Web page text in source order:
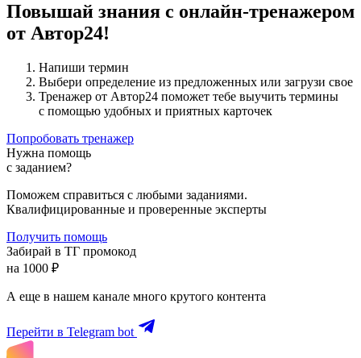
Повышай знания с онлайн-тренажером
от Автор24!
Напиши термин
Выбери определение из предложенных или загрузи свое
Тренажер от Автор24 поможет тебе выучить термины
с помощью удобных и приятных карточек
Попробовать тренажер
Нужна помощь
с заданием?
Поможем справиться с любыми заданиями.
Квалифицированные и проверенные эксперты
Получить помощь
Забирай в ТГ промокод
на 1000 ₽
А еще в нашем канале много крутого контента
Перейти в Telegram bot